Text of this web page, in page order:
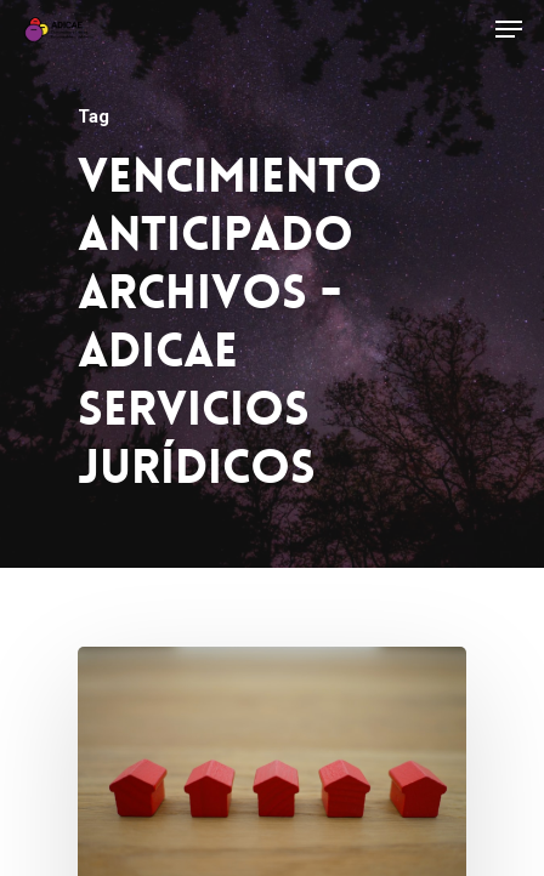
Tag
Vencimiento
Anticipado
Archivos -
ADICAE
Servicios
Jurídicos